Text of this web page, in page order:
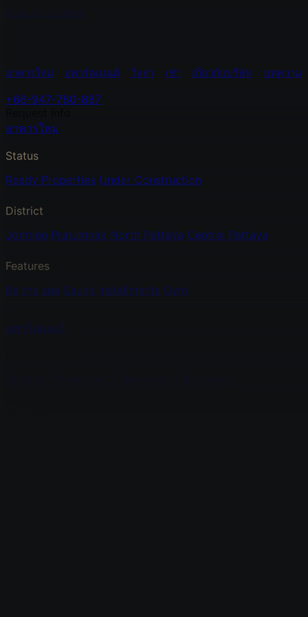
อาคารใหม่ อพาร์ตเมนต์ วิลล่า เช่า เกี่ยวกับบริษัท บทความ
+66-947-780-887
อาคารใหม่
Status
Ready Properties Under Construction
District
Jomtien Pratumnak North Pattaya Central Pattaya
Features
By the sea Sauna Installments Gym
อพาร์ตเมนต์